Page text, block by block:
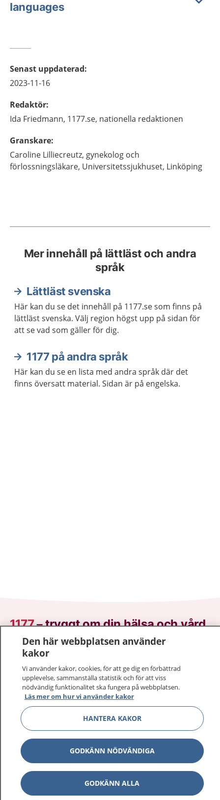
languages
Senast uppdaterad:
2023-11-16
Redaktör:
Ida Friedmann, 1177.se, nationella redaktionen
Granskare:
Caroline Lilliecreutz, gynekolog och
förlossningsläkare, Universitetssjukhuset, Linköping
Mer innehåll på lättläst och andra
språk
Lättläst svenska
Här kan du se det innehåll på 1177.se som finns på
lättläst svenska. Välj region högst upp på sidan för
att se vad som gäller för dig.
1177 på andra språk
Här kan du se en lista med andra språk där det
finns översatt material. Sidan är på engelska.
1177–tryggt om din hälsa och vård
På 1177.se får du råd om hälsa och information om
sjukdomar och vilka mottagningar du kan kontakta.
Logga in för att läsa din journal och göra dina
vårdärenden. Ring telefonnummer 1177 för
sjukvårdsrådgivning dygnet runt.
1177 ger dig råd när du vill må bättre.
1177 på flera språk
Visa
Den här webbplatsen använder
kakor
Vi använder kakor, cookies, för att ge dig en förbättrad
upplevelse, sammanställa statistik och för att viss
nödvändig funktionalitet ska fungera på webbplatsen.
Läs mer om hur vi använder kakor
HANTERA KAKOR
GODKÄNN NÖDVÄNDIGA
GODKÄNN ALLA